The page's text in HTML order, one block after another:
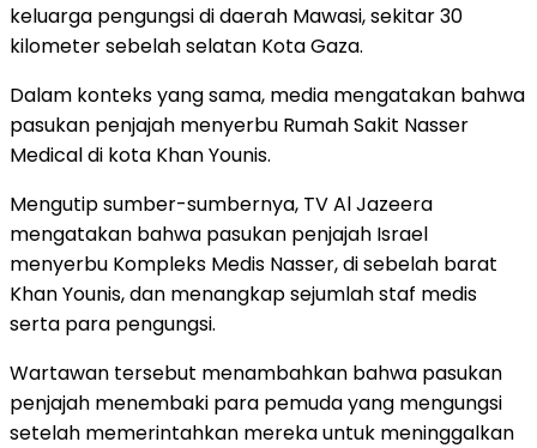
keluarga pengungsi di daerah Mawasi, sekitar 30
kilometer sebelah selatan Kota Gaza.
Dalam konteks yang sama, media mengatakan bahwa
pasukan penjajah menyerbu Rumah Sakit Nasser
Medical di kota Khan Younis.
Mengutip sumber-sumbernya, TV Al Jazeera
mengatakan bahwa pasukan penjajah Israel
menyerbu Kompleks Medis Nasser, di sebelah barat
Khan Younis, dan menangkap sejumlah staf medis
serta para pengungsi.
Wartawan tersebut menambahkan bahwa pasukan
penjajah menembaki para pemuda yang mengungsi
setelah memerintahkan mereka untuk meninggalkan